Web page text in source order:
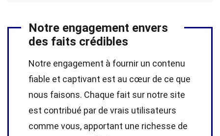
Notre engagement envers
des faits crédibles
Notre engagement à fournir un contenu
fiable et captivant est au cœur de ce que
nous faisons. Chaque fait sur notre site
est contribué par de vrais utilisateurs
comme vous, apportant une richesse de